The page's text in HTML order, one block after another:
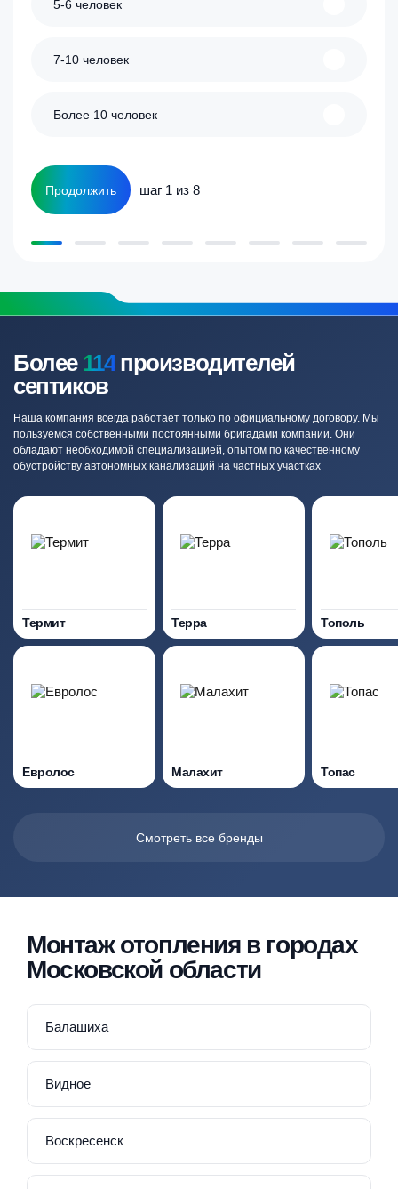
5-6 человек
7-10 человек
Более 10 человек
Продолжить шаг 1 из 8
Более 114 производителей
септиков
Наша компания всегда работает только по официальному договору. Мы
пользуемся собственными постоянными бригадами компании. Они
обладают необходимой специализацией, опытом по качественному
обустройству автономных канализаций на частных участках
Термит Терра Тополь
Евролос Малахит Топас
Смотреть все бренды
Монтаж отопления в городах
Московской области
Балашиха
Видное
Воскресенск